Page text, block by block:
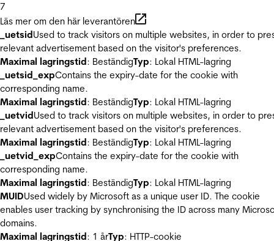
7
Läs mer om den här leverantören
_uetsidUsed to track visitors on multiple websites, in order to
relevant advertisement based on the visitor's preferences.
Maximal lagringstid: BeständigTyp: Lokal HTML-lagring
_uetsid_expContains the expiry-date for the cookie with
corresponding name.
Maximal lagringstid: BeständigTyp: Lokal HTML-lagring
_uetvidUsed to track visitors on multiple websites, in order to
relevant advertisement based on the visitor's preferences.
Maximal lagringstid: BeständigTyp: Lokal HTML-lagring
_uetvid_expContains the expiry-date for the cookie with
corresponding name.
Maximal lagringstid: BeständigTyp: Lokal HTML-lagring
MUIDUsed widely by Microsoft as a unique user ID. The cookie
enables user tracking by synchronising the ID across many
domains.
Maximal lagringstid: 1 årTyp: HTTP-cookie